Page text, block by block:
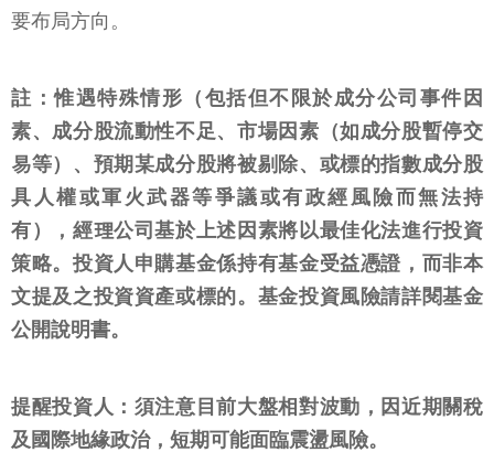
要布局方向。
註：惟遇特殊情形（包括但不限於成分公司事件因
素、成分股流動性不足、市場因素（如成分股暫停交
易等）、預期某成分股將被剔除、或標的指數成分股
具人權或軍火武器等爭議或有政經風險而無法持
有），經理公司基於上述因素將以最佳化法進行投資
策略。投資人申購基金係持有基金受益憑證，而非本
文提及之投資資產或標的。基金投資風險請詳閱基金
公開說明書。
提醒投資人：須注意目前大盤相對波動，因近期關稅
及國際地緣政治，短期可能面臨震盪風險。